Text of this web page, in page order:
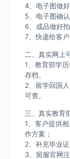
4、电子图做
5、电子图确
6、成品做好
7、快递给客
二、真实网上
1、教育部学
存档。
2、留学回国
可查。
三、真实教育
1、客户提供
作方案；
2、补充毕业
3、留服官网